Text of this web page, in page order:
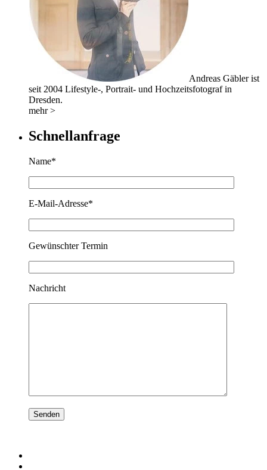
Andreas Gäbler ist
seit 2004 Lifestyle-, Portrait- und Hochzeitsfotograf in
Dresden.
mehr >
Schnellanfrage
Name*
E-Mail-Adresse*
Gewünschter Termin
Nachricht